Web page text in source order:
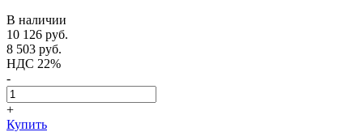
В наличии
10 126 руб.
8 503 руб.
НДС 22%
-
+
Купить